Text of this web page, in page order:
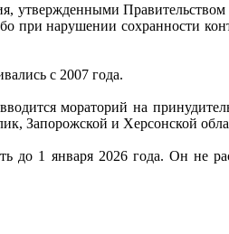
утвержденными
при нарушении сохранности
с 2007 года.
мораторий на
и Херсонской
до 1 января 2026 года. Он не